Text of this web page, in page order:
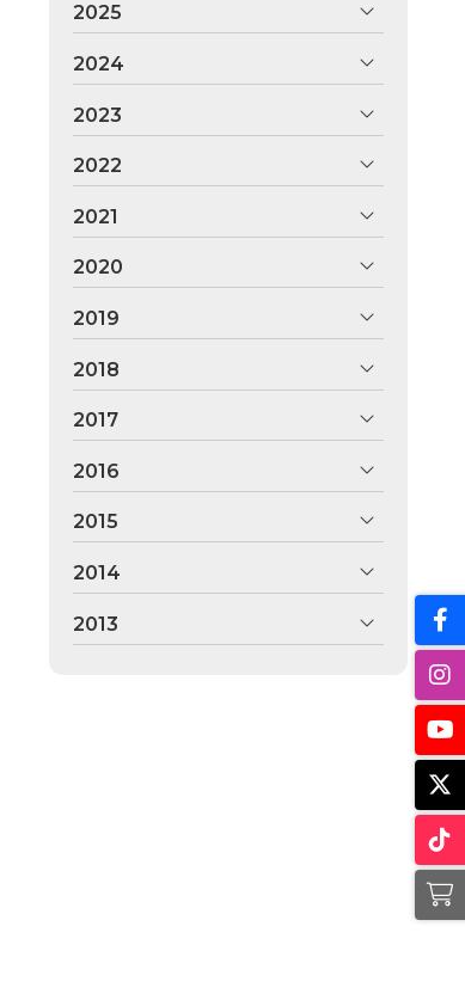
2025
2024
2023
2022
2021
2020
2019
2018
2017
2016
2015
2014
2013